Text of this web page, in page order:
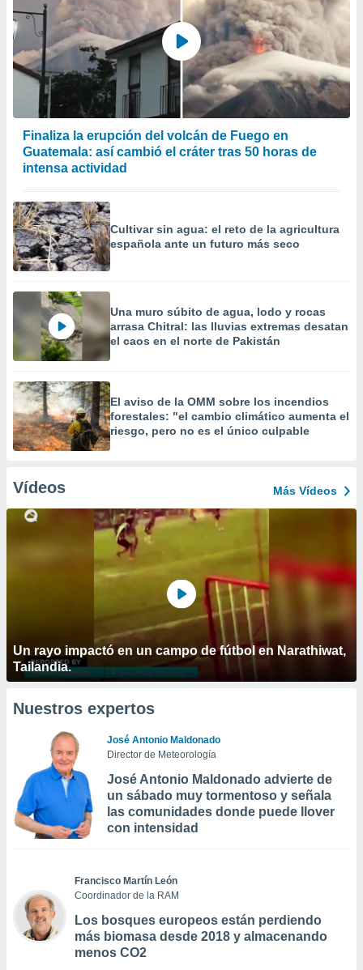
Finaliza la erupción del volcán de Fuego en
Guatemala: así cambió el cráter tras 50 horas de
intensa actividad
Cultivar sin agua: el reto de la agricultura
española ante un futuro más seco
Una muro súbito de agua, lodo y rocas
arrasa Chitral: las lluvias extremas desatan
el caos en el norte de Pakistán
El aviso de la OMM sobre los incendios
forestales: "el cambio climático aumenta el
riesgo, pero no es el único culpable
Vídeos Más Vídeos
Un rayo impactó en un campo de fútbol en Narathiwat,
Tailandia.
Nuestros expertos
José Antonio Maldonado
Director de Meteorología
José Antonio Maldonado advierte de
un sábado muy tormentoso y señala
las comunidades donde puede llover
con intensidad
Francisco Martín León
Coordinador de la RAM
Los bosques europeos están perdiendo
más biomasa desde 2018 y almacenando
menos CO2